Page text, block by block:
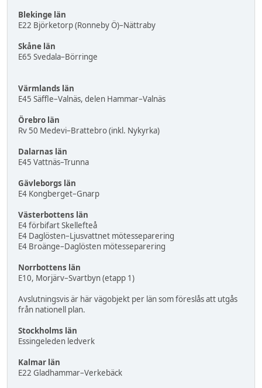
Blekinge län
E22 Björketorp (Ronneby Ö)–Nättraby
Skåne län
E65 Svedala–Börringe
Värmlands län
E45 Säffle–Valnäs, delen Hammar–Valnäs
Örebro län
Rv 50 Medevi–Brattebro (inkl. Nykyrka)
Dalarnas län
E45 Vattnäs–Trunna
Gävleborgs län
E4 Kongberget–Gnarp
Västerbottens län
E4 förbifart Skellefteå
E4 Daglösten–Ljusvattnet mötesseparering
E4 Broänge–Daglösten mötesseparering
Norrbottens län
E10, Morjärv–Svartbyn (etapp 1)
Avslutningsvis är här vägobjekt per län som föreslås att utgås
från nationell plan.
Stockholms län
Essingeleden ledverk
Kalmar län
E22 Gladhammar–Verkebäck